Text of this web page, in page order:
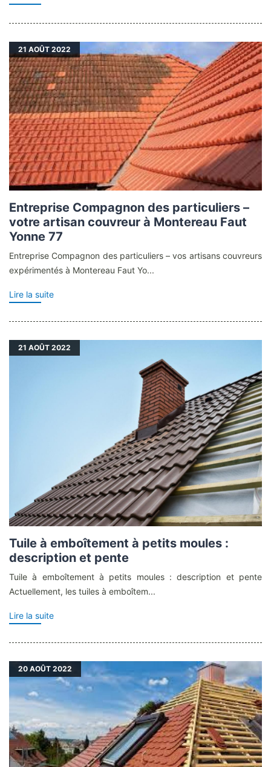
21 AOÛT 2022
Entreprise Compagnon des particuliers –
votre artisan couvreur à Montereau Faut
Yonne 77
Entreprise Compagnon des particuliers – vos artisans couvreurs
expérimentés à Montereau Faut Yo...
Lire la suite
21 AOÛT 2022
Tuile à emboîtement à petits moules :
description et pente
Tuile à emboîtement à petits moules : description et pente
Actuellement, les tuiles à emboîtem...
Lire la suite
20 AOÛT 2022